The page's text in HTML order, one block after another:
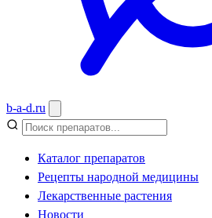
b-a-d.ru
Каталог препаратов
Рецепты народной медицины
Лекарственные растения
Новости